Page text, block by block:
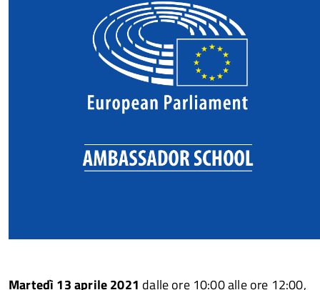
Martedì 13 aprile 2021 dalle ore 10:00 alle ore 12:00,